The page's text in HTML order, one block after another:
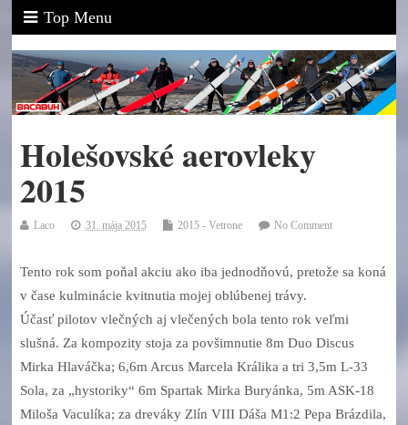
Top Menu
Holešovské aerovleky
2015
Laco 31. mája 2015 2015 - Vetrone No Comment
Tento rok som poňal akciu ako iba jednodňovú, pretože sa koná
v čase kulminácie kvitnutia mojej oblúbenej trávy.
Účasť pilotov vlečných aj vlečených bola tento rok veľmi
slušná. Za kompozity stoja za povšimnutie 8m Duo Discus
Mirka Hlaváčka; 6,6m Arcus Marcela Králika a tri 3,5m L-33
Sola, za „hystoriky“ 6m Spartak Mirka Buryánka, 5m ASK-18
Miloša Vaculíka; za dreváky Zlín VIII Dáša M1:2 Pepa Brázdila,